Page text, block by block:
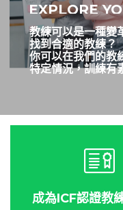
EXPLORE
教練可以是一種變
找到合適的教練？
你可以在我們的教
特定情況，訓練有
國際教練聯盟
ICF 持續為教練
認證計劃。通
信、理解和掌握
AND
成為ICF認證教